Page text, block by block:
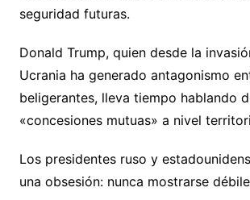
seguridad futuras.
Donald Trump, quien desde la
Ucrania ha generado antagonismo
beligerantes, lleva tiempo hablando
«concesiones mutuas» a nivel
Los presidentes ruso y
una obsesión: nunca mostrarse